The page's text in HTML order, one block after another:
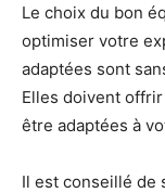
Le choix du bon
optimiser votre
adaptées sont
Elles doivent
être adaptées à
Il est conseillé de